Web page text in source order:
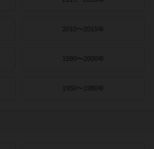
2010〜2015年
1990〜2000年
1950〜1980年